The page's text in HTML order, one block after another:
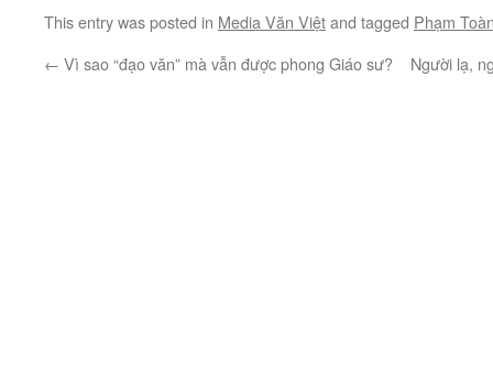
This entry was posted in Media Văn Việtand tagged Phạm
← Vì sao “đạo văn” mà vẫn được phong Giáo sư? Người lạ,